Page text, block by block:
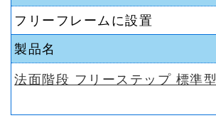
フリーフレームに設置
製品名
法面階段 フリーステップ 標準型